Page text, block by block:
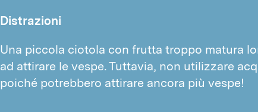
Distrazioni
Una piccola ciotola con frutta troppo matura
ad attirare le vespe. Tuttavia, non utilizzare
poiché potrebbero attirare ancora più vespe!